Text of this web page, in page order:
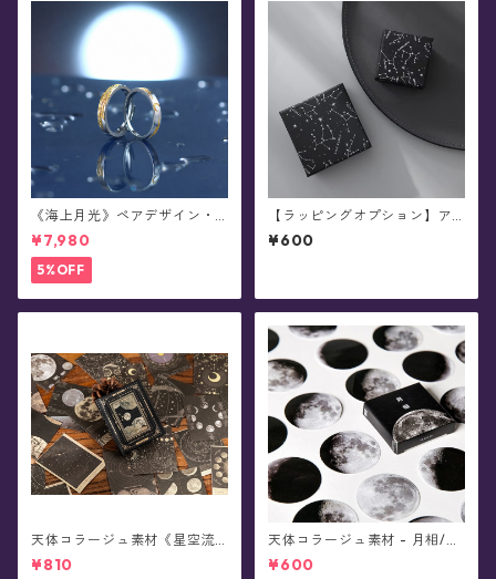
《海上月光》ペアデザイン・
シルバーリング
¥7,980
5%OFF
【ラッピングオプション】ア
クセサリー用ギフトボックス
※単品購入不可
¥600
天体コラージュ素材《星空流
光》豆本型ペーパー(60枚入)
¥810
天体コラージュ素材 - 月相/フ
レークシール(45枚入)
¥600